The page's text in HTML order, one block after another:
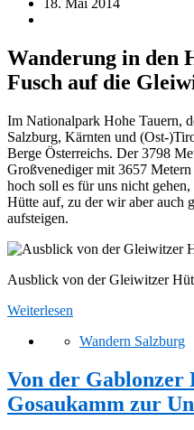
18. Mai 2014
Wanderung in den
Fusch auf die
Im Nationalpark Hohe Tauern,
Salzburg, Kärnten und (Ost-
Berge Österreichs. Der 3798
Großvenediger mit 3657
hoch soll es für uns nicht
Hütte auf, zu der wir aber auch
aufsteigen.
Ausblick von der Gleiwitzer
Weiterlesen
Wandern Salzburg
Von der Gablonzer
Gosaukamm zur